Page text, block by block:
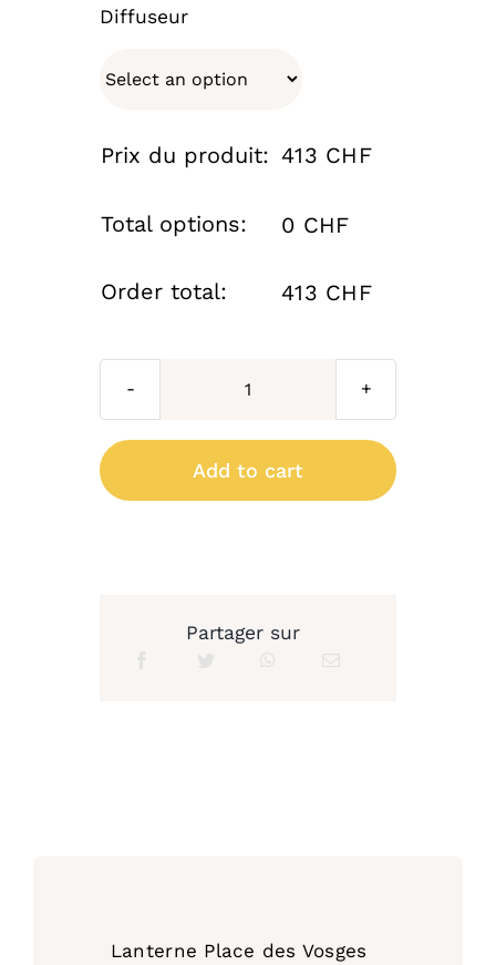
Diffuseur
Prix du produit: 413 CHF
Total options: 0 CHF
Order total: 413 CHF
Lanterne
des
Vosges
Add to cart
Partager sur
Lanterne Place des Vosges